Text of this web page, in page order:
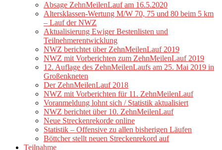
Absage ZehnMeilenLauf am 16.5.2020
Altersklassen-Wertung M/W 70, 75 und 80 beim 5 km
– Lauf der NWZ
Aktualisierung Ewiger Bestenlisten und
Teilnehmerentwicklung
NWZ berichtet über ZehnMeilenLauf 2019
NWZ mit Vorberichten zum ZehnMeilenLauf 2019
12. Auflage des ZehnMeilenLaufs am 25. Mai 2019 in
Großenkneten
Der ZehnMeilenLauf 2018
NWZ mit Vorberichten für 11. ZehnMeilenLauf
Voranmeldung lohnt sich / Statistik aktualisiert
NWZ berichtet über 10. ZehnMeilenLauf
Neue Streckenrekorde online
Statistik – Offensive zu allen bisherigen Läufen
Böttcher stellt neuen Streckenrekord auf
Teilnahme